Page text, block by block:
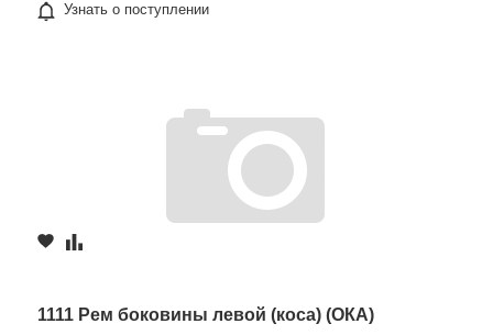
Узнать о поступлении
1111 Рем боковины левой (коса) (ОКА)